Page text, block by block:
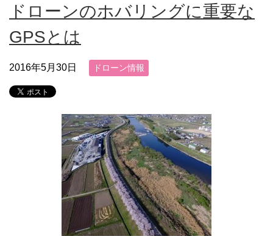
ドローンのホバリングに重要な
GPSとは
2016年5月30日 ドローン情報